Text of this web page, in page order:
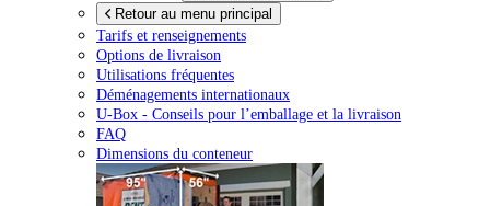
Retour au menu principal
Tarifs et renseignements
Options de livraison
Utilisations fréquentes
Déménagements internationaux
U-Box - Conseils pour l’emballage et la livraison
FAQ
Dimensions du conteneur